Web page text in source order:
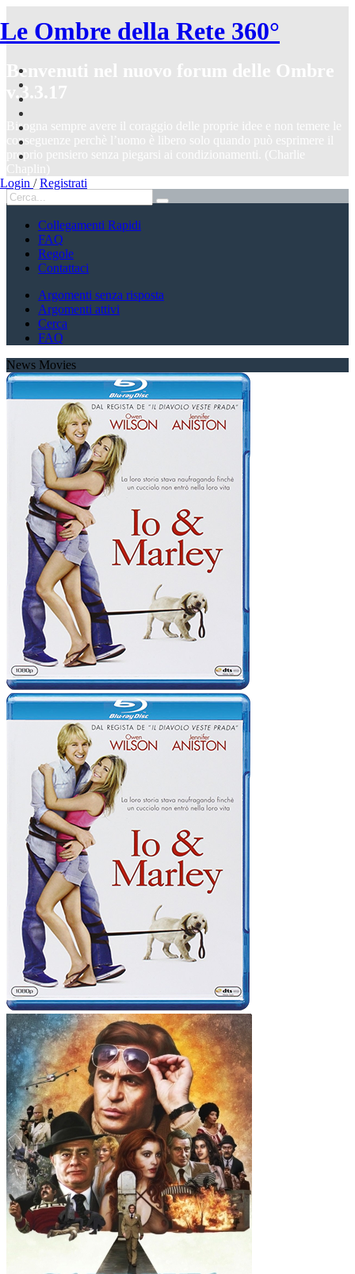
Le Ombre della Rete 360°
Login / Registrati
Benvenuti nel nuovo forum delle Ombre
v.3.3.17
Bisogna sempre avere il coraggio delle proprie idee e non temere le
conseguenze perchè l’uomo è libero solo quando può esprimere il
proprio pensiero senza piegarsi ai condizionamenti. (Charlie
Chaplin)
Collegamenti Rapidi
FAQ
Regole
Contattaci
Argomenti senza risposta
Argomenti attivi
Cerca
FAQ
News Movies